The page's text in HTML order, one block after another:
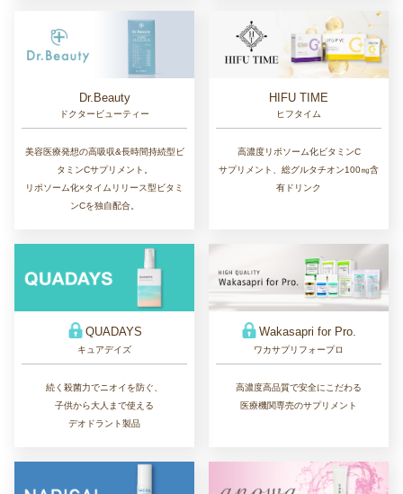
Dr.Beauty
ドクタービューティー
美容医療発想の高吸収&長時間持続型ビ
タミンCサプリメント。
リポソーム化×タイムリリース型ビタミ
ンCを独自配合。
HIFU TIME
ヒフタイム
高濃度リポソーム化ビタミンC
サプリメント、総グルタチオン100㎎含
有ドリンク
QUADAYS
キュアデイズ
続く殺菌力でニオイを防ぐ、
子供から大人まで使える
デオドラント製品
Wakasapri for Pro.
ワカサプリフォープロ
高濃度高品質で安全にこだわる
医療機関専売のサプリメント